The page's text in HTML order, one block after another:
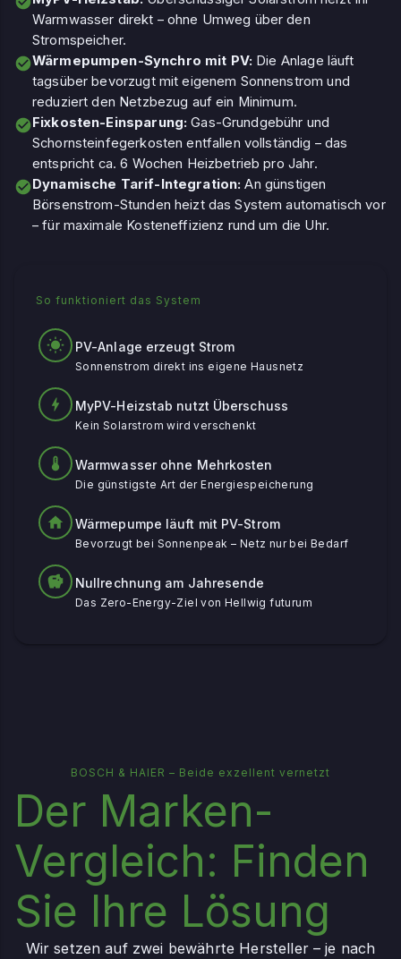
Warmwasser direkt – ohne Umweg über den
Stromspeicher.
Wärmepumpen-Synchro mit PV: Die Anlage läuft
tagsüber bevorzugt mit eigenem Sonnenstrom und
reduziert den Netzbezug auf ein Minimum.
Fixkosten-Einsparung: Gas-Grundgebühr und
Schornsteinfegerkosten entfallen vollständig – das
entspricht ca. 6 Wochen Heizbetrieb pro Jahr.
Dynamische Tarif-Integration: An günstigen
Börsenstrom-Stunden heizt das System automatisch vor
– für maximale Kosteneffizienz rund um die Uhr.
So funktioniert das System
PV-Anlage erzeugt Strom
Sonnenstrom direkt ins eigene Hausnetz
MyPV-Heizstab nutzt Überschuss
Kein Solarstrom wird verschenkt
Warmwasser ohne Mehrkosten
Die günstigste Art der Energiespeicherung
Wärmepumpe läuft mit PV-Strom
Bevorzugt bei Sonnenpeak – Netz nur bei Bedarf
Nullrechnung am Jahresende
Das Zero-Energy-Ziel von Hellwig futurum
BOSCH & HAIER – Beide exzellent vernetzt
Der Marken-
Vergleich: Finden
Sie Ihre Lösung
Wir setzen auf zwei bewährte Hersteller – je nach